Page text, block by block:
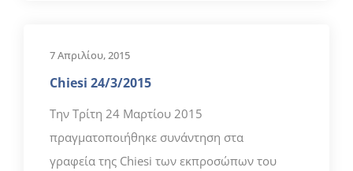
7 Απριλίου, 2015
Chiesi 24/3/2015
Την Τρίτη 24 Μαρτίου 2015
πραγματοποιήθηκε συνάντηση στα
γραφεία της Chiesi των εκπροσώπων του